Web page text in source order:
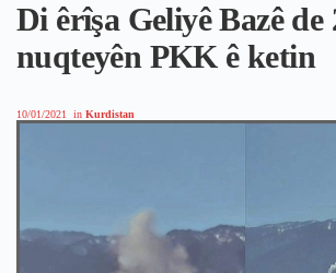
Di êrîşa Geliyê Bazê
nuqteyên PKK ê ketin
10/01/2021 in Kurdistan